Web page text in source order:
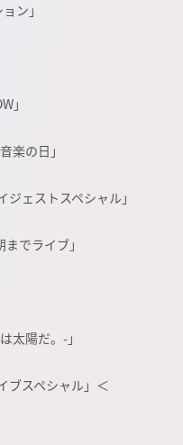
ン」
」
楽の日」
ジェストスペシャル」
でライブ」
太陽だ。-」
ブスペシャル」＜